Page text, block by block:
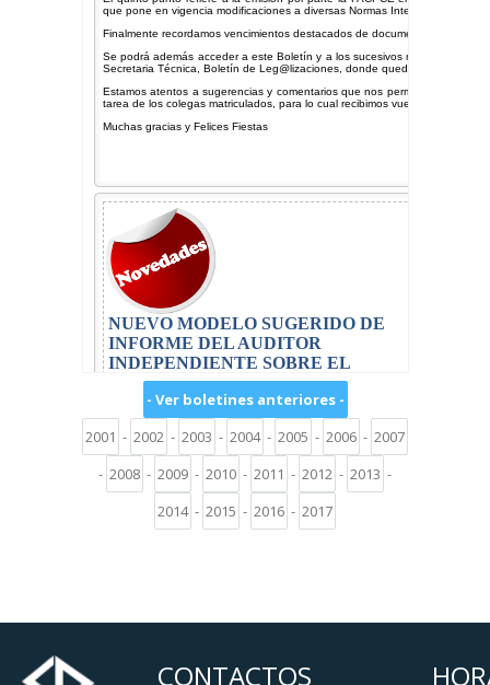
- Ver boletines anteriores -
2001 - 2002 - 2003 - 2004 - 2005 - 2006 - 2007
- 2008 - 2009 - 2010 - 2011 - 2012 - 2013 -
2014 - 2015 - 2016 - 2017
CONTACTOS